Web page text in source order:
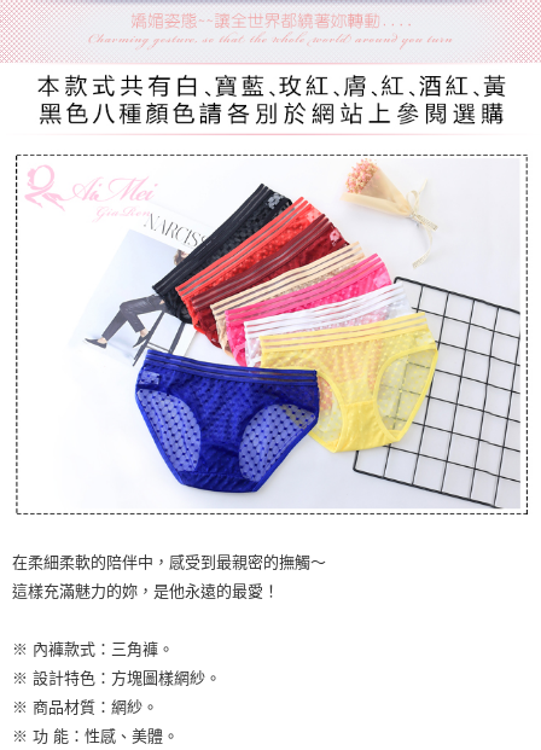
在柔細柔軟的陪伴中，感受到最親密的撫觸～
這樣充滿魅力的妳，是他永遠的最愛！
※ 內褲款式：三角褲。
※ 設計特色：方塊圖樣網紗。
※ 商品材質：網紗。
※ 功 能：性感、美體。